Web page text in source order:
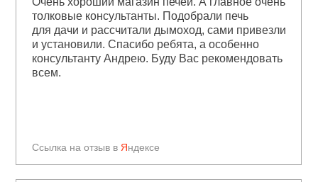
Ссылка на отзыв в Яндексе
толковые консультанты. Подобрали печь
для дачи и рассчитали дымоход, сами привезли
и установили. Спасибо ребята, а особенно
консультанту Андрею. Буду Вас рекомендовать
всем.